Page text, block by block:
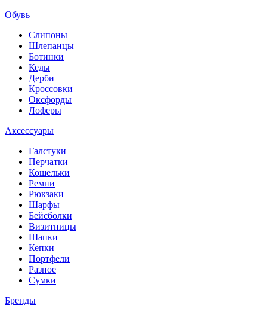
Обувь
Слипоны
Шлепанцы
Ботинки
Кеды
Дерби
Кроссовки
Оксфорды
Лоферы
Аксессуары
Галстуки
Перчатки
Кошельки
Ремни
Рюкзаки
Шарфы
Бейсболки
Визитницы
Шапки
Кепки
Портфели
Разное
Сумки
Бренды